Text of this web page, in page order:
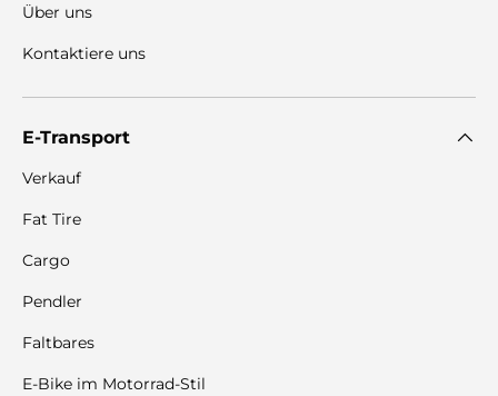
Über uns
Kontaktiere uns
E-Transport
Verkauf
Fat Tire
Cargo
Pendler
Faltbares
E-Bike im Motorrad-Stil